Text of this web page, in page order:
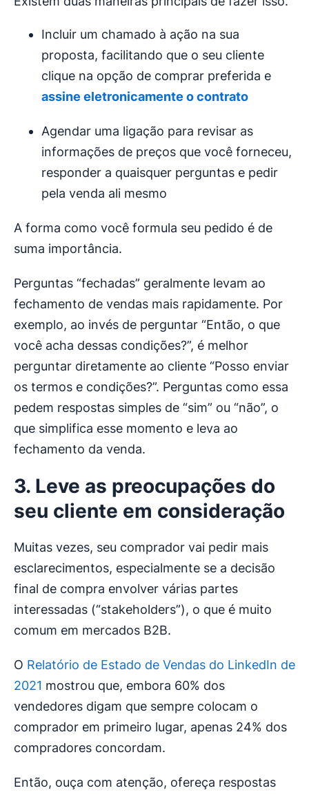
Incluir um chamado à ação na sua
proposta, facilitando que o seu cliente
clique na opção de comprar preferida e
assine eletronicamente o contrato
Agendar uma ligação para revisar as
informações de preços que você forneceu,
responder a quaisquer perguntas e pedir
pela venda ali mesmo
A forma como você formula seu pedido é de
suma importância.
Perguntas “fechadas” geralmente levam ao
fechamento de vendas mais rapidamente. Por
exemplo, ao invés de perguntar “Então, o que
você acha dessas condições?”, é melhor
perguntar diretamente ao cliente “Posso enviar
os termos e condições?”. Perguntas como essa
pedem respostas simples de “sim” ou “não”, o
que simplifica esse momento e leva ao
fechamento da venda.
3. Leve as preocupações do
seu cliente em consideração
Muitas vezes, seu comprador vai pedir mais
esclarecimentos, especialmente se a decisão
final de compra envolver várias partes
interessadas (“stakeholders”), o que é muito
comum em mercados B2B.
O Relatório de Estado de Vendas do LinkedIn de
2021 mostrou que, embora 60% dos
vendedores digam que sempre colocam o
comprador em primeiro lugar, apenas 24% dos
compradores concordam.
Então, ouça com atenção, ofereça respostas